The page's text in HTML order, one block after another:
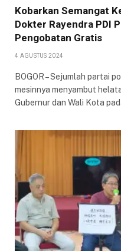
Kobarkan Semangat
Dokter Rayendra PDI
Pengobatan Gratis
4 AGUSTUS 2024
BOGOR – Sejumlah partai
mesinnya menyambut
Gubernur dan Wali Kota